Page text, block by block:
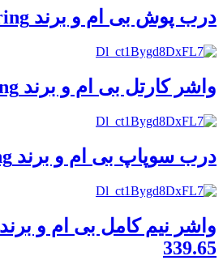
درب پوش بی ام و برند Elring کد 523
واشر کارتل بی ام و برند Elring کد 545.84
درب سوپاپ بی ام و برند Elring کد 477.27
339.65